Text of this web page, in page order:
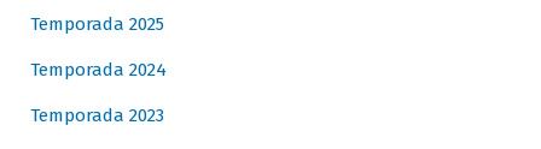
Temporada 2025
Temporada 2024
Temporada 2023